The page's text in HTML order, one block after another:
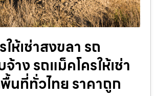
ห้เช่าสงขลา รถ
าง รถแม็คโครให้เช่า
นที่ทั่วไทย ราคาถูก